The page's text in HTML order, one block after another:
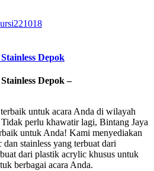
Depok
Depok –
untuk acara Anda di wilayah
perlu khawatir lagi, Bintang Jaya
untuk Anda! Kami menyediakan
stainless yang terbuat dari
dari plastik acrylic khusus untuk
berbagai acara Anda.